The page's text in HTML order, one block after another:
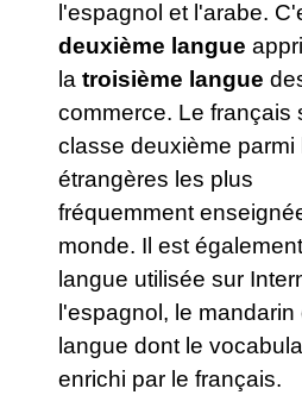
l'espagnol et l'arabe.
deuxième langue
la troisième langue
commerce. Le français
classe deuxième parmi
étrangères les plus
fréquemment
monde. Il est
langue utilisée sur
l'espagnol, le mandarin
langue dont le
enrichi par le français.